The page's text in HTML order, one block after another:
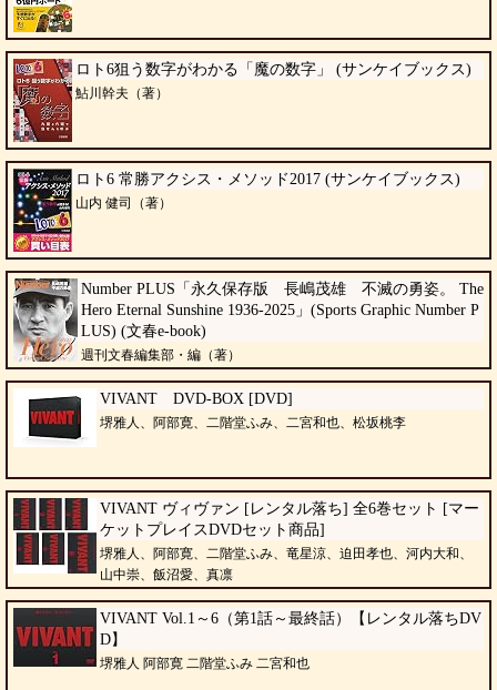
ロト6狙う数字がわかる「魔の数字」 (サンケイブックス)
鮎川幹夫（著）
ロト6 常勝アクシス・メソッド2017 (サンケイブックス)
山内 健司（著）
Number PLUS「永久保存版 長嶋茂雄 不滅の勇姿。 The
Hero Eternal Sunshine 1936-2025」(Sports Graphic Number P
LUS) (文春e-book)
週刊文春編集部・編（著）
VIVANT DVD-BOX [DVD]
堺雅人、阿部寛、二階堂ふみ、二宮和也、松坂桃李
VIVANT ヴィヴァン [レンタル落ち] 全6巻セット [マー
ケットプレイスDVDセット商品]
堺雅人、阿部寛、二階堂ふみ、竜星涼、迫田孝也、河内大和、
山中崇、飯沼愛、真凛
VIVANT Vol.1～6（第1話～最終話）【レンタル落ちDV
D】
堺雅人 阿部寛 二階堂ふみ 二宮和也